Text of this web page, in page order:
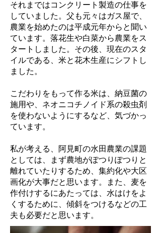
それまではコンクリート製造の仕事を
していました。父も元々はガス屋で、
農業を始めたのは平成元年からと聞い
ています。落花生や白菜から農業をス
タートしました。その後、現在のスタ
イルである、米と花木生産にシフトし
ました。
こだわりをもって作る米は、納豆菌の
施用や、ネオニコチノイド系の殺虫剤
を使わないようにするなど、気づかっ
ています。
私が考える、阿見町の水田農業の課題
としては、まず農地がぽつりぽつりと
離れていたりするため、集約化や大区
画化が大事だと思います。また、麦を
作付けするにあたっては、水はけをよ
くするために、傾斜をつけるなどの工
夫も必要だと思います。